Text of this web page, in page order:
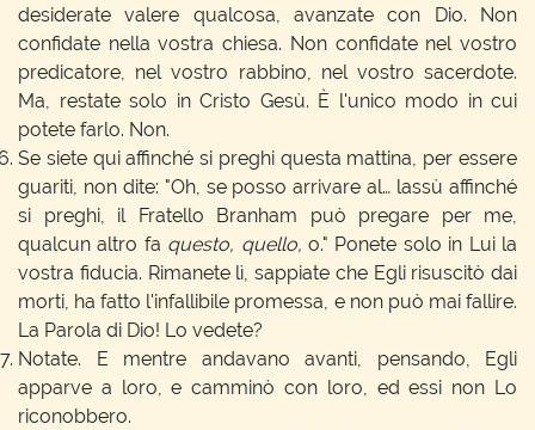
desiderate valere qualcosa, avanzate con Dio. Non
confidate nella vostra chiesa. Non confidate nel vostro
predicatore, nel vostro rabbino, nel vostro sacerdote.
Ma, restate solo in Cristo Gesù. È l'unico modo in cui
potete farlo. Non.
Se siete qui affinché si preghi questa mattina, per essere
guariti, non dite: "Oh, se posso arrivare al… lassù affinché
si preghi, il Fratello Branham può pregare per me,
qualcun altro fa questo, quello,o." Ponete solo in Lui la
vostra fiducia. Rimanete lì, sappiate che Egli risuscitò dai
morti, ha fatto l'infallibile promessa, e non può mai fallire.
La Parola di Dio! Lo vedete?
Notate. E mentre andavano avanti, pensando, Egli
apparve a loro, e camminò con loro, ed essi non Lo
riconobbero.